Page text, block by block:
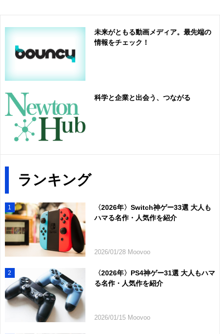
未来がともる動画メディア。最先端の
情報をチェック！
科学と企業と出会う、つながる
ランキング
1
〈2026年〉Switch神ゲー33選 大人も
ハマる名作・人気作を紹介
2026/01/28 Moovoo
2
〈2026年〉PS4神ゲー31選 大人もハマ
る名作・人気作を紹介
2026/01/15 Moovoo